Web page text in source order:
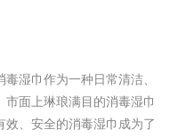
湿巾作为一种日常清洁、
面上琳琅满目的消毒湿巾
、安全的消毒湿巾成为了
日化产品毒理检测